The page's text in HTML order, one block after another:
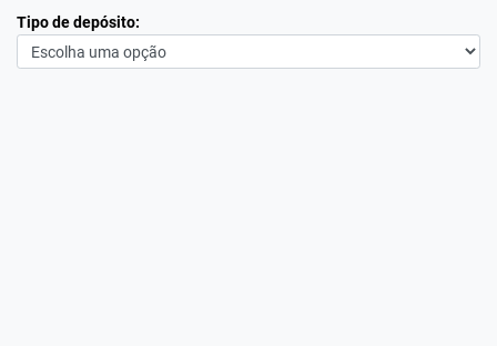
Tipo de depósito: